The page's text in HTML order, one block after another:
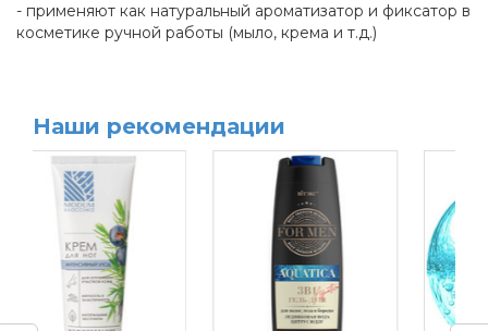
- применяют как натуральный ароматизатор и фиксатор в
косметике ручной работы (мыло, крема и т.д.)
Наши рекомендации